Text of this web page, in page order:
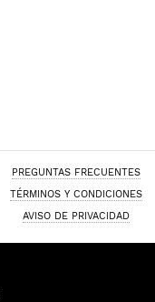
PREGUNTAS FRECUENTES
TÉRMINOS Y CONDICIONES
AVISO DE PRIVACIDAD